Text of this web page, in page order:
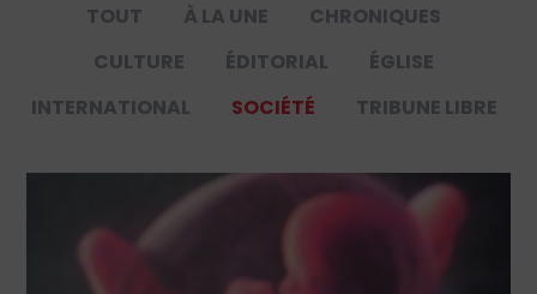
TOUT À LA UNE
CHRONIQUES
CULTURE
ÉDITORIAL
ÉGLISE
INTERNATIONAL
SOCIÉTÉ TRIBUNE LIBRE